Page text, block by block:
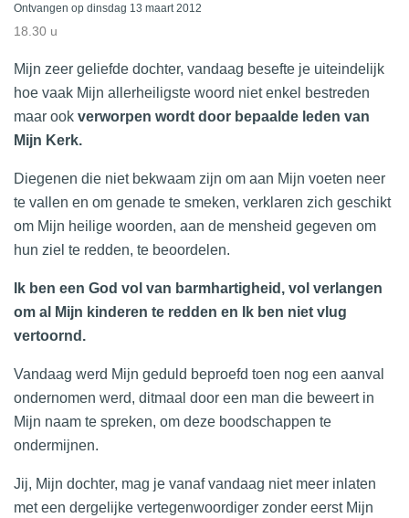
Ontvangen op dinsdag 13 maart 2012
18.30 u
Mijn zeer geliefde dochter, vandaag besefte je uiteindelijk
hoe vaak Mijn allerheiligste woord niet enkel bestreden
maar ook verworpen wordt door bepaalde leden van
Mijn Kerk.
Diegenen die niet bekwaam zijn om aan Mijn voeten neer
te vallen en om genade te smeken, verklaren zich geschikt
om Mijn heilige woorden, aan de mensheid gegeven om
hun ziel te redden, te beoordelen.
Ik ben een God vol van barmhartigheid, vol verlangen
om al Mijn kinderen te redden en Ik ben niet vlug
vertoornd.
Vandaag werd Mijn geduld beproefd toen nog een aanval
ondernomen werd, ditmaal door een man die beweert in
Mijn naam te spreken, om deze boodschappen te
ondermijnen.
Jij, Mijn dochter, mag je vanaf vandaag niet meer inlaten
met een dergelijke vertegenwoordiger zonder eerst Mijn